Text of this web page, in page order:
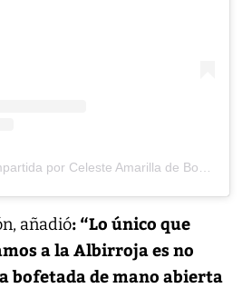
añadió: “Lo único que
a la Albirroja es no
bofetada de mano abierta